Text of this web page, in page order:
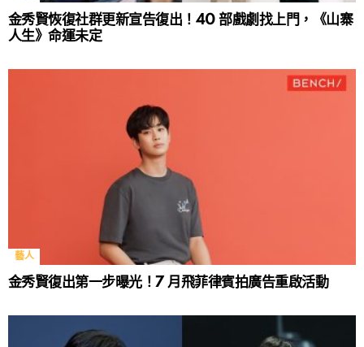
金秀賢恢復社群更新宣告復出！40 部戲劇找上門，《山寨
人生》命運未定
藝人
金秀賢復出第一步曝光！7 月飛菲律賓拍廣告重啟活動